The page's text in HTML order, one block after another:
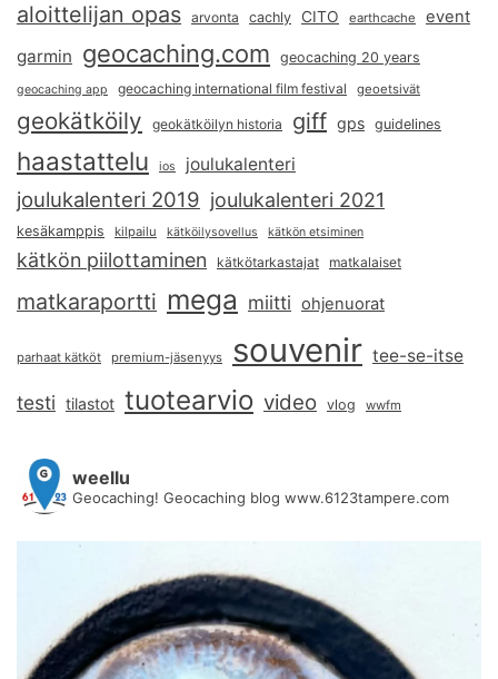
aloittelijan opas arvonta cachly CITO earthcache event
garmin geocaching.com geocaching 20 years
geocaching app geocaching international film festival geoetsivät
geokätköily geokätköilyn historia giff gps guidelines
haastattelu ios joulukalenteri
joulukalenteri 2019 joulukalenteri 2021
kesäkamppis kilpailu kätköilysovellus kätkön etsiminen
kätkön piilottaminen kätkötarkastajat matkalaiset
matkaraportti mega miitti ohjenuorat
parhaat kätköt premium-jäsenyys souvenir tee-se-itse
testi tilastot tuotearvio video vlog wwfm
weellu
Geocaching! Geocaching blog www.6123tampere.com